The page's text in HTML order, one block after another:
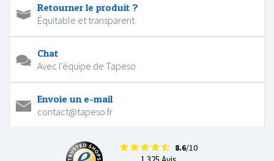
Retourner le produit ?
Équitable et transparent
Chat
Avec l'équipe de Tapeso
Envoie un e-mail
contact@tapeso.fr
8.6/10